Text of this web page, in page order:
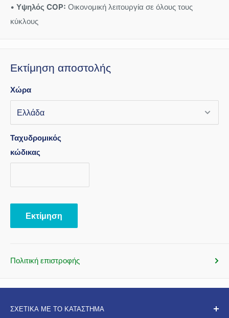
• Υψηλός COP: Οικονομική λειτουργία σε όλους τους
κύκλους
Εκτίμηση αποστολής
Χώρα
Ταχυδρομικός
κώδικας
Εκτίμηση
Πολιτική επιστροφής
ΣΧΕΤΙΚΑ ΜΕ ΤΟ ΚΑΤΑΣΤΗΜΑ